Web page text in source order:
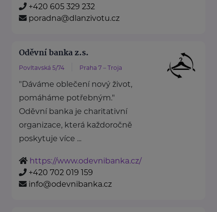
+420 605 329 232
poradna@dlanzivotu.cz
Oděvní banka z.s.
Povltavská 5/74 Praha 7 – Troja
"Dáváme oblečení nový život,
pomáháme potřebným."
Oděvní banka je charitativní
organizace, která každoročně
poskytuje více ...
https://www.odevnibanka.cz/
+420 702 019 159
info@odevnibanka.cz